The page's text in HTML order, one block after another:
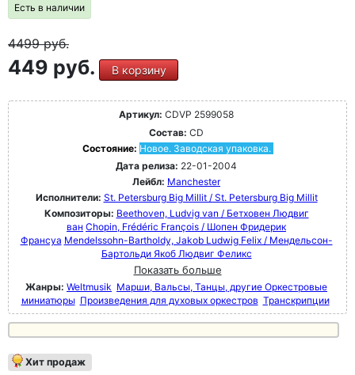
Есть в наличии
4499руб.
449 руб. В корзину
Артикул: CDVP 2599058
Состав: CD
Состояние: Новое. Заводская упаковка.
Дата релиза: 22-01-2004
Лейбл: Manchester
Исполнители: St. Petersburg Big Millit / St. Petersburg Big Millit
Композиторы: Beethoven, Ludvig van / Бетховен Людвиг
ван Chopin, Frédéric François / Шопен Фридерик
Франсуа Mendelssohn-Bartholdy, Jakob Ludwig Felix / Мендельсон-
Бартольди Якоб Людвиг Феликс
Показать больше
Жанры: Weltmusik Марши, Вальсы, Танцы, другие Оркестровые
миниатюры Произведения для духовых оркестров Транскрипции
Хит продаж